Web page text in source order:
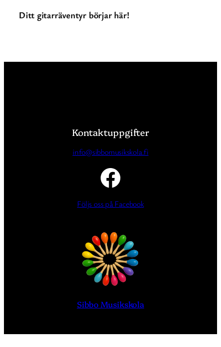
Ditt gitarräventyr börjar här!
Kontaktuppgifter
info@sibbomusikskola.fi
Följs oss på Facebook
Sibbo Musikskola